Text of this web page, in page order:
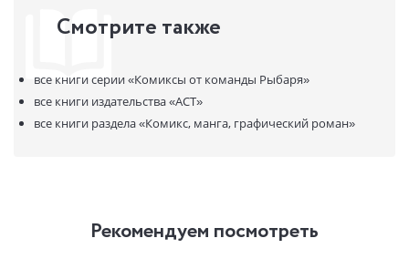
Смотрите также
все книги серии«Комиксы от команды Рыбаря»
все книги издательства«АСТ»
все книги раздела«Комикс, манга, графический роман»
Рекомендуем посмотреть